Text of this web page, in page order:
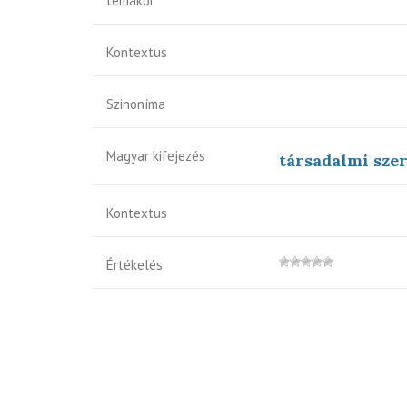
Kontextus
Szinoníma
Magyar kifejezés társadalmi
Kontextus
Értékelés